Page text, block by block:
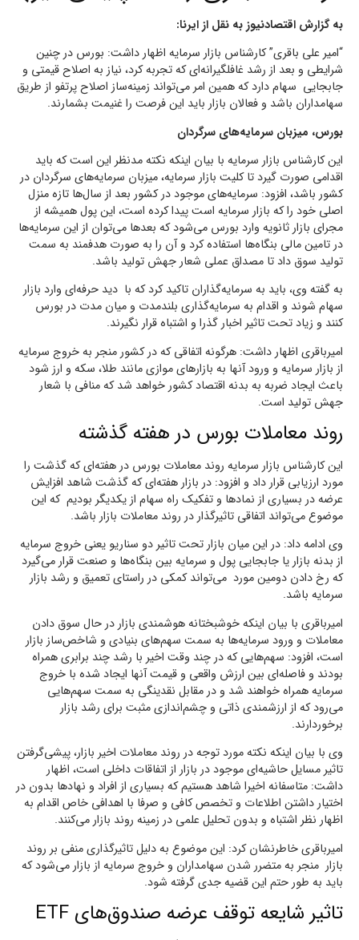
به گزارش اقتصادنیوز به نقل از ایرنا:
“امیر علی باقری” کارشناس بازار سرمایه اظهار داشت: بورس در چنین
شرایطی و بعد از رشد غافلگیرانه‌ای که تجربه کرد، نیاز به اصلاح قیمتی و
جابجایی سهام دارد که همین امر می‌تواند زمینه‌ساز اصلاح پرتفو از طریق
سهامداران باشد و فعالان بازار باید این فرصت را غنیمت بشمارند.
بورس، میزبان سرمایه‌های سرگردان
این کارشناس بازار سرمایه با بیان اینکه نکته مدنظر این است که باید
اقدامی صورت گیرد تا کلیت بازار سرمایه، میزبان سرمایه‌های سرگردان در
کشور باشد، افزود: سرمایه‌های موجود در کشور بعد از سال‌ها تازه منزل
اصلی خود را که بازار سرمایه است پیدا کرده است، این پول همیشه از
مجرای بازار ثانویه وارد بورس می‌شود که بعدها می‌توان از این سرمایه‌ها
در تامین مالی بنگاه‌ها استفاده کرد و آن را به صورت هدفمند به سمت
تولید سوق داد تا مصداق عملی شعار جهش تولید باشد.
به گفته وی، باید به سرمایه‌گذاران تاکید کرد که با دید حرفه‌ای وارد بازار
سهام شوند و اقدام به سرمایه‌گذاری بلندمدت و میان مدت در بورس
کنند و زیاد تحت تاثیر اخبار گذرا و اشتباه قرار نگیرند.
امیرباقری اظهار داشت: هرگونه اتفاقی که در کشور منجر به خروج سرمایه
از بازار سرمایه و ورود آنها به بازارهای موازی مانند طلا، سکه و ارز شود
باعث ایجاد ضربه به بدنه اقتصاد کشور خواهد شد که منافی با شعار
جهش تولید است.
روند معاملات بورس در هفته گذشته
این کارشناس بازار سرمایه روند معاملات بورس در هفته‌ای که گذشت را
مورد ارزیابی قرار داد و افزود: در بازار هفته‌ای که گذشت شاهد افزایش
عرضه در بسیاری از نمادها و تفکیک راه سهام از یکدیگر بودیم که این
موضوع می‌تواند اتفاقی تاثیرگذار در روند معاملات بازار باشد.
وی ادامه داد: در این میان بازار تحت تاثیر دو سناریو یعنی خروج سرمایه
از بدنه بازار یا جابجایی پول و سرمایه بین بنگاه‌ها و صنعت قرار می‌گیرد
که رخ دادن دومین مورد می‌تواند کمکی در راستای تعمیق و رشد بازار
سرمایه باشد.
امیرباقری با بیان اینکه خوشبختانه هوشمندی بازار در حال سوق دادن
معاملات و ورود سرمایه‌ها به سمت سهم‌های بنیادی و شاخص‌ساز بازار
است، افزود: سهم‌هایی که در چند وقت اخیر با رشد چند برابری همراه
بودند و فاصله‌ای بین ارزش واقعی و قیمت آنها ایجاد شده با خروج
سرمایه همراه خواهند شد و در مقابل نقدینگی به سمت سهم‌هایی
می‌رود که از ارزشمندی ذاتی و چشم‌اندازی مثبت برای رشد بازار
برخوردارند.
وی با بیان اینکه نکته مورد توجه در روند معاملات اخیر بازار، پیشی‌گرفتن
تاثیر مسایل حاشیه‌ای موجود در بازار از اتفاقات داخلی است، اظهار
داشت: متاسفانه اخیرا شاهد هستیم که بسیاری از افراد و نهادها بدون در
اختیار داشتن اطلاعات و تخصص کافی و صرفا با اهدافی خاص اقدام به
اظهار نظر اشتباه و بدون تحلیل علمی در زمینه روند بازار می‌کنند.
امیرباقری خاطرنشان کرد: این موضوع به دلیل تاثیرگذاری منفی بر روند
بازار منجر به متضرر شدن سهامداران و خروج سرمایه از بازار می‌شود که
باید به طور حتم این قضیه جدی گرفته شود.
تاثیر شایعه توقف عرضه صندوق‌های ETF